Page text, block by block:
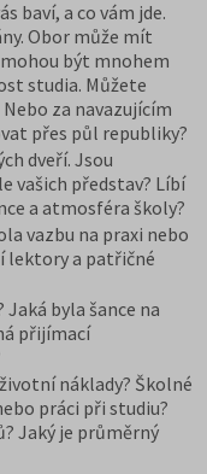
baví, a co vám jde.
Obor může mít
být mnohem
studia. Můžete
za navazujícím
přes půl republiky?
dveří. Jsou
vašich představ? Líbí
a atmosféra školy?
vazbu na praxi nebo
lektory a patřičné
byla šance na
přijímací
náklady? Školné
práci při studiu?
Jaký je průměrný